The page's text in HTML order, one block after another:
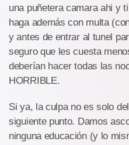
una puñetera camara ahi y
haga además con multa
y antes de entrar al tunel
seguro que les cuesta
deberían hacer todas las
HORRIBLE.
Si ya, la culpa no es solo
siguiente punto. Damos
ninguna educación (y lo